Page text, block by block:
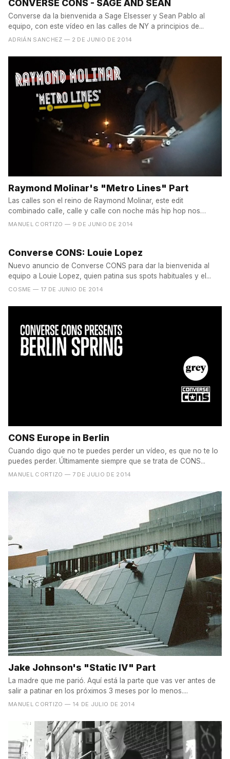
CONVERSE CONS - SAGE AND SEAN
Converse da la bienvenida a Sage Elsesser y Sean Pablo al
equipo, con este vídeo en las calles de NY a principios de...
ADRIÁN SANCHEZ — 2 DE JUNIO DE 2014
Raymond Molinar's "Metro Lines" Part
Las calles son el reino de Raymond Molinar, este edit
combinado calle, calle y calle con noche más hip hop nos
presenta...
MANUEL CORTIZO — 9 DE JUNIO DE 2014
Converse CONS: Louie Lopez
Nuevo anuncio de Converse CONS para dar la bienvenida al
equipo a Louie Lopez, quien patina sus spots habituales y el...
COSME — 17 DE JUNIO DE 2014
CONS Europe in Berlin
Cuando digo que no te puedes perder un vídeo, es que no te lo
puedes perder. Últimamente siempre que se trata de CONS...
MANUEL CORTIZO — 7 DE JULIO DE 2014
Jake Johnson's "Static IV" Part
La madre que me parió. Aquí está la parte que vas ver antes de
salir a patinar en los próximos 3 meses por lo menos....
MANUEL CORTIZO — 14 DE JULIO DE 2014